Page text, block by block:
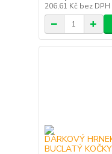
206,61 Kč bez DPH